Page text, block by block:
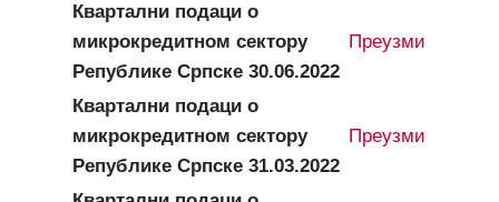
Квартални подаци о
микрокредитном сектору
Републике Српске 30.06.2022
Преузми
Квартални подаци о
микрокредитном сектору
Републике Српске 31.03.2022
Преузми